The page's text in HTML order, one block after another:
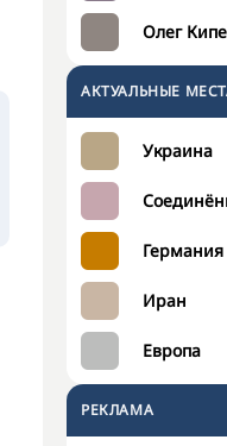
Олег
АКТУАЛЬНЫЕ
Украина
Германия
Иран
Европа
РЕКЛАМА